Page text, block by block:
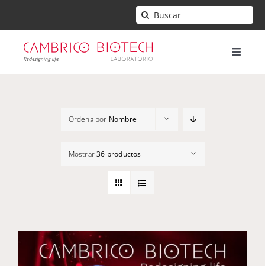
Buscar:
Toggle
Ordena por Nombre
Mostrar36 productos